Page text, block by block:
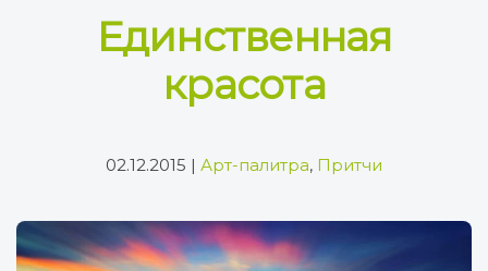
Единственная
красота
02.12.2015 | Арт-палитра, Притчи